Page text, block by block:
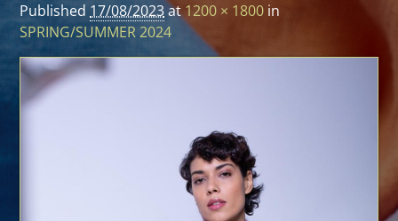
Published 17/08/2023at1200 × 1800 in
SPRING/SUMMER 2024